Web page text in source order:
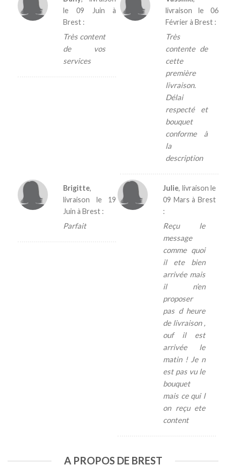
le09 Juin à
Brest :
Très content
de vos
services
livraison le 06
Février à Brest :
Très
contente de
cette
première
livraison.
Délai
respecté et
bouquet
conforme à
la
description
Brigitte,
livraison le 19
Juin à Brest :
Parfait
Julie, livraison le
09 Mars à Brest
:
Reçu le
message
comme quoi
il ete bien
arrivée mais
il n’en
proposer
pas d heure
de livraison ,
ouf il est
arrivée le
matin ! Je n
est pas vu le
bouquet
mais ce qui l
on reçu ete
content
A PROPOS DE BREST